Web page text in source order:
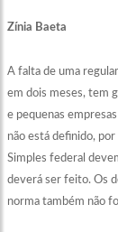
Zínia Baeta
A falta de uma
em dois meses, tem
e pequenas
não está definido,
Simples federal
deverá ser feito. Os
norma também não